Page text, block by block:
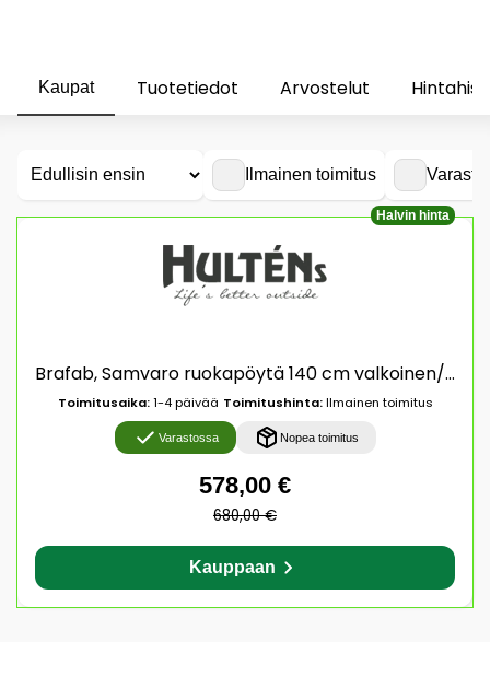
Kaupat Tuotetiedot Arvostelut
Ilmainen toimitus
Halvin hinta
Brafab, Samvaro ruokapöytä 140 cm valkoinen/harmaa Brafab
Toimitusaika:1-4 päivää Toimitushinta:Ilmainen toimitus
Varastossa Nopea toimitus
578,00 €
680,00 €
Kauppaan